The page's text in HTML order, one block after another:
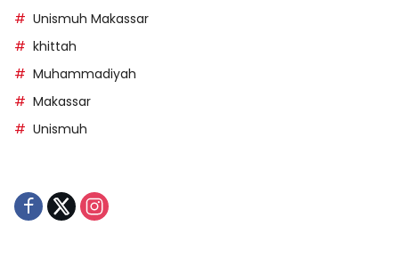
Unismuh Makassar
khittah
Muhammadiyah
Makassar
Unismuh